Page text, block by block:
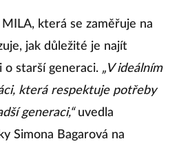
MILA, která se zaměřuje na
jak důležité je najít
o starší generaci. „V ideálním
která respektuje potřeby
generaci,“uvedla
Simona Bagarová na